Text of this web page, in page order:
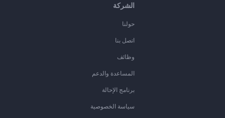
الشركة
حولنا
اتصل بنا
وظائف
المساعدة والدعم
برنامج الإحالة
سياسة الخصوصية